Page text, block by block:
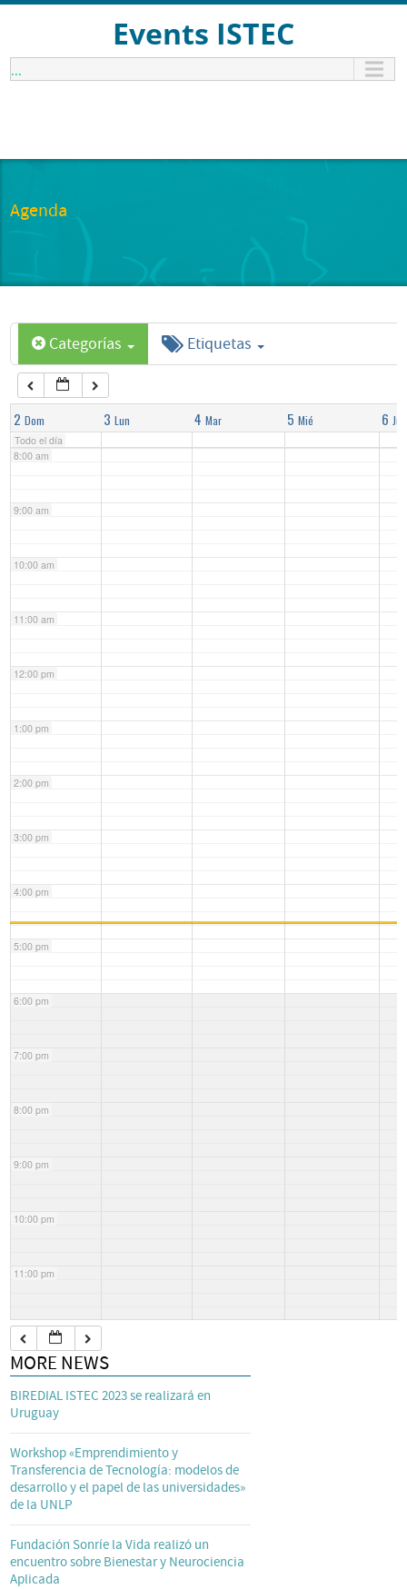
Events ISTEC
...
Agenda
Categorías Etiquetas
2 Dom 3 Lun 4 Mar 5 Mié 6 Jue
Todo el día
1:00 am
6:00 am
7:00 am
8:00 am
9:00 am
10:00 am
11:00 am
12:00 pm
1:00 pm
2:00 pm
3:00 pm
4:00 pm
5:00 pm
6:00 pm
7:00 pm
8:00 pm
9:00 pm
10:00 pm
11:00 pm
MORE NEWS
BIREDIAL ISTEC 2023 se realizará en
Uruguay
Workshop «Emprendimiento y
Transferencia de Tecnología: modelos de
desarrollo y el papel de las universidades»
de la UNLP
Fundación Sonríe la Vida realizó un
encuentro sobre Bienestar y Neurociencia
Aplicada